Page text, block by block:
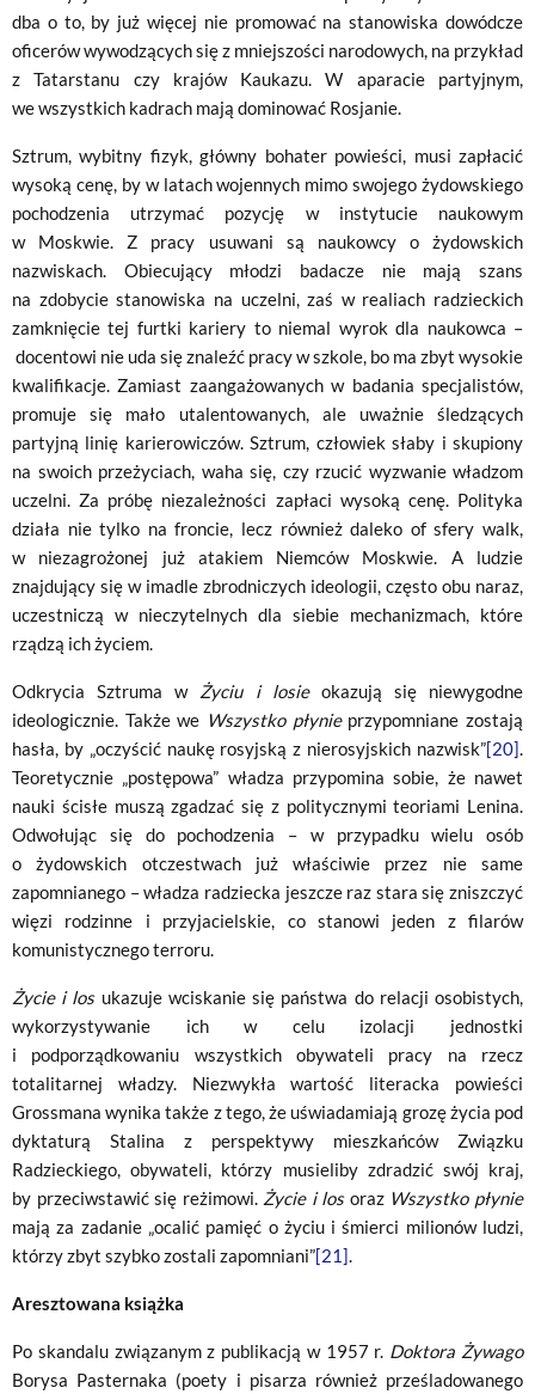
dba o to, by już więcej nie promować na stanowiska dowódcze
oficerów wywodzących się z mniejszości narodowych, na przykład
z Tatarstanu czy krajów Kaukazu. W aparacie partyjnym,
we wszystkich kadrach mają dominować Rosjanie.
Sztrum, wybitny fizyk, główny bohater powieści, musi zapłacić
wysoką cenę, by w latach wojennych mimo swojego żydowskiego
pochodzenia utrzymać pozycję w instytucie naukowym
w Moskwie. Z pracy usuwani są naukowcy o żydowskich
nazwiskach. Obiecujący młodzi badacze nie mają szans
na zdobycie stanowiska na uczelni, zaś w realiach radzieckich
zamknięcie tej furtki kariery to niemal wyrok dla naukowca –
docentowi nie uda się znaleźć pracy w szkole, bo ma zbyt wysokie
kwalifikacje. Zamiast zaangażowanych w badania specjalistów,
promuje się mało utalentowanych, ale uważnie śledzących
partyjną linię karierowiczów. Sztrum, człowiek słaby i skupiony
na swoich przeżyciach, waha się, czy rzucić wyzwanie władzom
uczelni. Za próbę niezależności zapłaci wysoką cenę. Polityka
działa nie tylko na froncie, lecz również daleko of sfery walk,
w niezagrożonej już atakiem Niemców Moskwie. A ludzie
znajdujący się w imadle zbrodniczych ideologii, często obu naraz,
uczestniczą w nieczytelnych dla siebie mechanizmach, które
rządzą ich życiem.
Odkrycia Sztruma w Życiu i losieokazują się niewygodne
ideologicznie. Także we Wszystko płynieprzypomniane zostają
hasła, by „oczyścić naukę rosyjską z nierosyjskich nazwisk”[20].
Teoretycznie „postępowa” władza przypomina sobie, że nawet
nauki ścisłe muszą zgadzać się z politycznymi teoriami Lenina.
Odwołując się do pochodzenia – w przypadku wielu osób
o żydowskich otczestwach już właściwie przez nie same
zapomnianego – władza radziecka jeszcze raz stara się zniszczyć
więzi rodzinne i przyjacielskie, co stanowi jeden z filarów
komunistycznego terroru.
Życie i losukazuje wciskanie się państwa do relacji osobistych,
wykorzystywanie ich w celu izolacji jednostki
i podporządkowaniu wszystkich obywateli pracy na rzecz
totalitarnej władzy. Niezwykła wartość literacka powieści
Grossmana wynika także z tego, że uświadamiają grozę życia pod
dyktaturą Stalina z perspektywy mieszkańców Związku
Radzieckiego, obywateli, którzy musieliby zdradzić swój kraj,
by przeciwstawić się reżimowi. Życie i losoraz Wszystko płynie
mają za zadanie „ocalić pamięć o życiu i śmierci milionów ludzi,
którzy zbyt szybko zostali zapomniani”[21].
Aresztowana książka
Po skandalu związanym z publikacją w 1957 r. Doktora Żywago
Borysa Pasternaka (poety i pisarza również prześladowanego